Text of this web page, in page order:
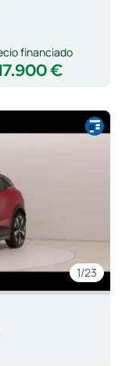
€
financiado
1/23